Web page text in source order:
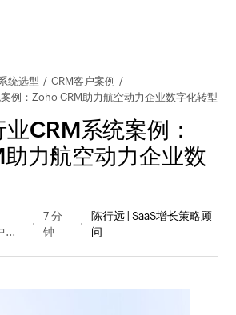
统选型 / CRM客户案例 /
例：Zoho CRM助力航空动力企业数字化转型
CRM系统案例：
力航空动力企业数
7 分
钟
陈行远 | SaaS增长策略顾
问